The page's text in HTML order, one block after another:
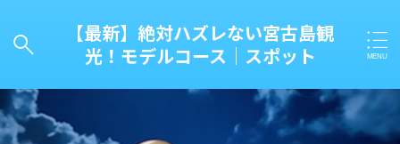
【最新】絶対ハズレない宮古島観
光！モデルコース｜スポット
キーワード